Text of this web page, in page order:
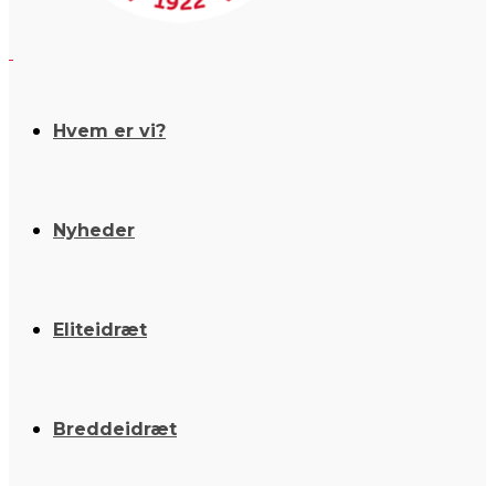
Hvem er vi?
Nyheder
Eliteidræt
Breddeidræt